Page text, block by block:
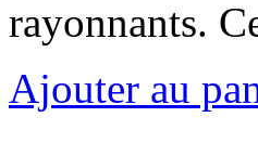
rayonnants.
Ajouter au